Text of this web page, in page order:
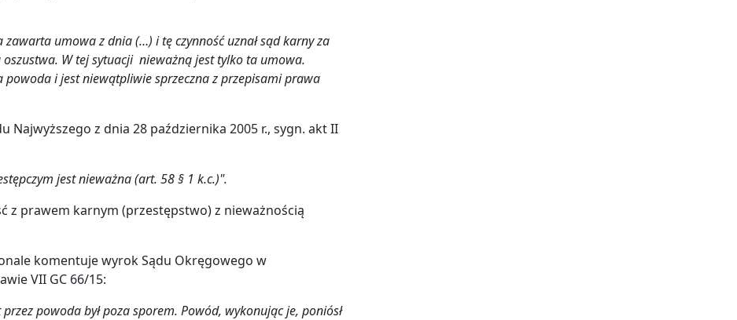
umowa z dnia (…) i tę czynność uznał sąd karny za
W tej sytuacji nieważną jest tylko ta umowa.
powoda i jest niewątpliwie sprzeczna z przepisami prawa
z dnia 28 października 2005 r., sygn. akt II
jest nieważna (art. 58 § 1 k.c.)".
z prawem karnym (przestępstwo) z nieważnością
komentuje wyrok Sądu Okręgowego w
VII GC 66/15:
powoda był poza sporem. Powód, wykonując je, poniósł